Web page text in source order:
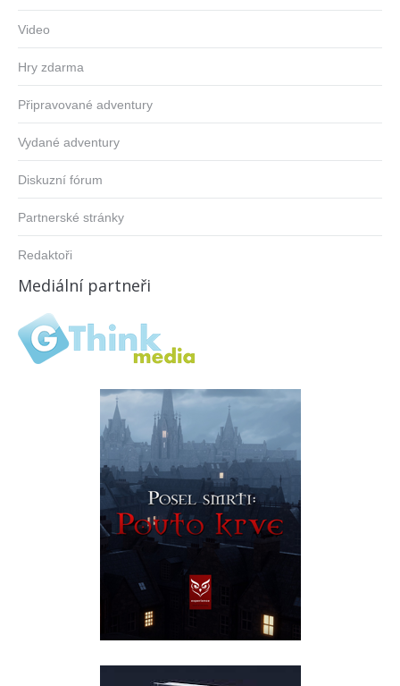
Video
Hry zdarma
Připravované adventury
Vydané adventury
Diskuzní fórum
Partnerské stránky
Redaktoři
Mediální partneři